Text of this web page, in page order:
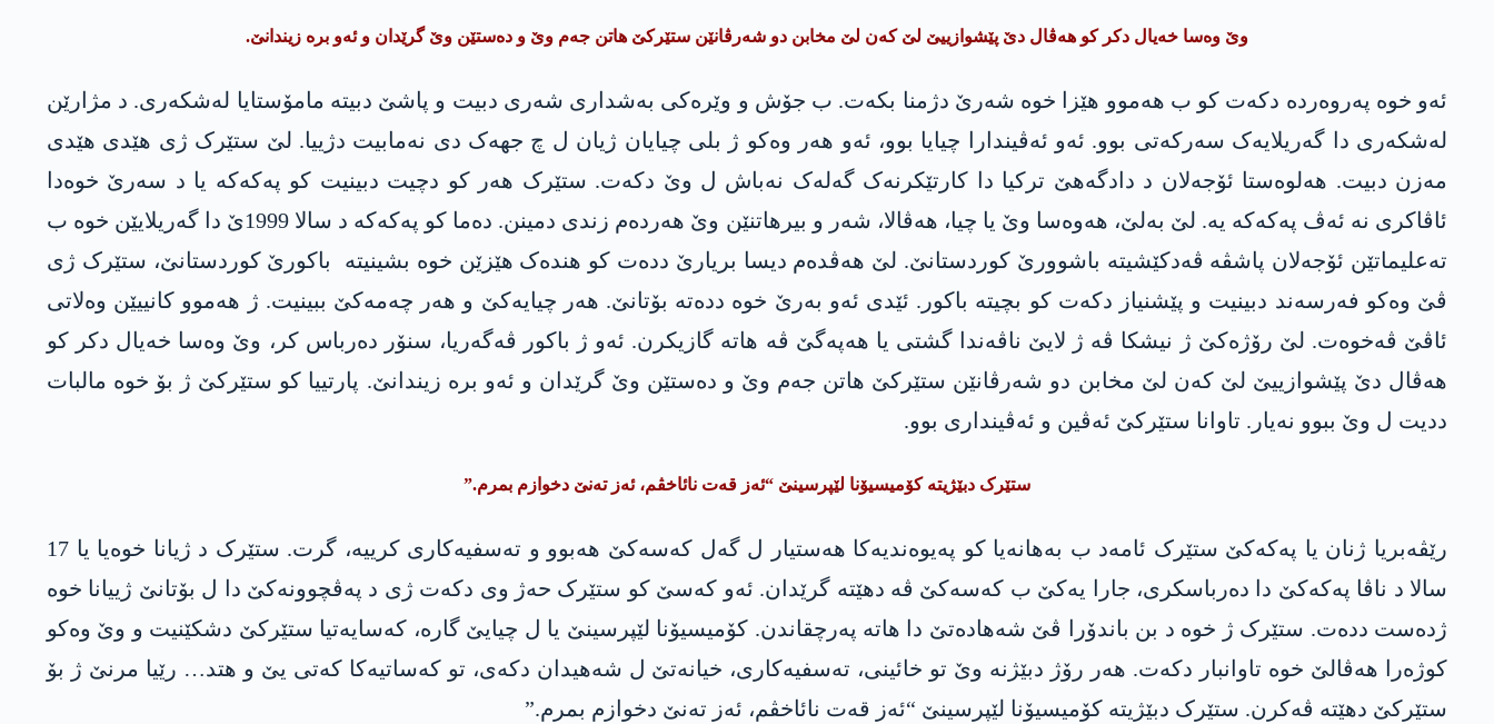
وێ وەسا خەیال دکر کو ھەڤال دێ پێشوازییێ لێ کەن لێ مخابن دو شەرڤانێن ستێرکێ ھاتن جەم وێ و دەستێن وێ گرێدان و ئەو برە زیندانێ.
ئەو خوە پەروەردە دکەت کو ب ھەموو ھێزا خوە شەرێ دژمنا بکەت. ب جۆش و وێرەکی بەشداری شەری دبیت و پاشێ دبیتە مامۆستایا لەشکەری. د مژارێن
لەشکەری دا گەریلایەک سەرکەتی بوو. ئەو ئەڤیندارا چیایا بوو، ئەو هەر وەکو ژ بلی چیایان ژیان ل چ جهەک دی نەمابیت دژییا. لێ ستێرک ژی ھێدی ھێدی
مەزن دبیت. ھەلوەستا ئۆجەلان د دادگەھێ ترکیا دا کارتێکرنەک گەلەک نەباش ل وێ دکەت. ستێرک ھەر کو دچیت دبینیت کو پەکەکە یا د سەرێ خوەدا
ئاڤاکری نە ئەڤ پەکەکە یە. لێ بەلێ، ھەوەسا وێ یا چیا، ھەڤالا، شەر و بیرهاتنێن وێ ھەردەم زندی دمینن. دەما کو پەکەکە د سالا 1999ێ دا گەریلایێن خوە ب
تەعلیماتێن ئۆجەلان پاشڤە ڤەدکێشیتە باشوورێ کوردستانێ. لێ هەڤدەم دیسا بریارێ ددەت کو ھندەک ھێزێن خوە بشینیتە باکورێ کوردستانێ، ستێرک ژی
ڤێ وەکو فەرسەند دبینیت و پێشنیاز دکەت کو بچیتە باکور. ئێدی ئەو بەرێ خوە ددەتە بۆتانێ. ھەر چیایەکێ و ھەر چەمەکێ ببینیت. ژ ھەموو کانییێن وەلاتی
ئاڤێ ڤەخوەت. لێ رۆژەکێ ژ نیشکا ڤە ژ لایێ ناڤەندا گشتی یا ھەپەگێ ڤە ھاتە گازیکرن. ئەو ژ باکور ڤەگەریا، سنۆر دەرباس کر، وێ وەسا خەیال دکر کو
ھەڤال دێ پێشوازییێ لێ کەن لێ مخابن دو شەرڤانێن ستێرکێ ھاتن جەم وێ و دەستێن وێ گرێدان و ئەو برە زیندانێ. پارتییا کو ستێرکێ ژ بۆ خوە مالبات
ددیت ل وێ ببوو نەیار. تاوانا ستێرکێ ئەڤین و ئەڤینداری بوو.
ستێرک دبێژیتە کۆمیسیۆنا لێپرسینێ “ئەز قەت نائاخڤم، ئەز تەنێ دخوازم بمرم.”
رێڤەبریا ژنان یا پەکەکێ ستێرک ئامەد ب بەهانەیا کو پەیوەندیەکا هەستیار ل گەل کەسەکێ هەبوو و تەسفیەکاری کرییە، گرت. ستێرک د ژیانا خوەیا یا 17
سالا د ناڤا پەکەکێ دا دەرباسکری، جارا یەکێ ب کەسەکێ ڤە دهێتە گرێدان. ئەو کەسێ کو ستێرک حەژ وی دکەت ژی د پەڤچوونەکێ دا ل بۆتانێ ژییانا خوە
ژدەست ددەت. ستێرک ژ خوە د بن باندۆرا ڤێ شەھادەتێ دا ھاتە پەرچقاندن. کۆمیسیۆنا لێپرسینێ یا ل چیایێ گارە، کەسایەتیا ستێرکێ دشکێنیت و وێ وەکو
کوژەرا ھەڤالێ خوە تاوانبار دکەت. ھەر رۆژ دبێژنە وێ تو خائینی، تەسفیەکاری، خیانەتێ ل شەھیدان دکەی، تو کەساتیەکا کەتی یێ و هتد… رێیا مرنێ ژ بۆ
ستێرکێ دهێتە ڤەکرن. ستێرک دبێژیتە کۆمیسیۆنا لێپرسینێ “ئەز قەت نائاخڤم، ئەز تەنێ دخوازم بمرم.”